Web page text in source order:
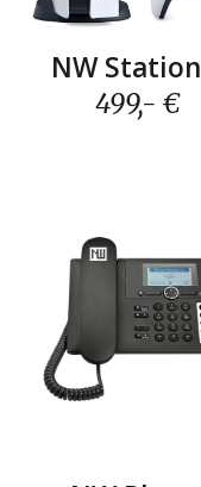
NW Station
499,- €